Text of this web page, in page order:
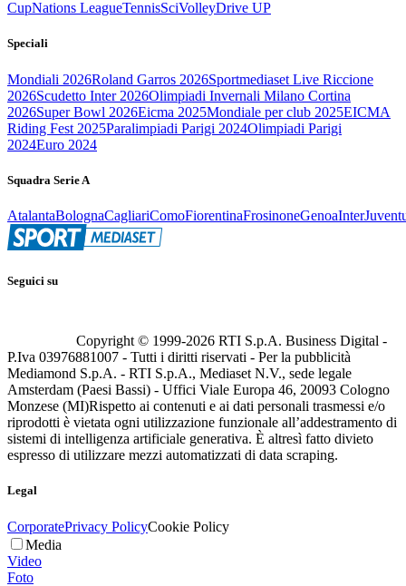
CupNations LeagueTennisSciVolleyDrive UP
Speciali
Mondiali 2026Roland Garros 2026Sportmediaset Live Riccione
2026Scudetto Inter 2026Olimpiadi Invernali Milano Cortina
2026Super Bowl 2026Eicma 2025Mondiale per club 2025EICMA
Riding Fest 2025Paralimpiadi Parigi 2024Olimpiadi Parigi
2024Euro 2024
Squadra Serie A
AtalantaBolognaCagliariComoFiorentinaFrosinoneGenoaInter
Seguici su
Copyright © 1999-2026 RTI S.p.A. Business Digital -
P.Iva 03976881007 - Tutti i diritti riservati - Per la pubblicità
Mediamond S.p.A. - RTI S.p.A., Mediaset N.V., sede legale
Amsterdam (Paesi Bassi) - Uffici Viale Europa 46, 20093 Cologno
Monzese (MI)Rispetto ai contenuti e ai dati personali trasmessi e/o
riprodotti è vietata ogni utilizzazione funzionale all’addestramento di
sistemi di intelligenza artificiale generativa. È altresì fatto divieto
espresso di utilizzare mezzi automatizzati di data scraping.
Legal
CorporatePrivacy PolicyCookie Policy
Media
Video
Foto